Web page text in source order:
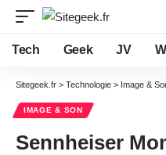
Tech Geek JV
Sitegeek.fr > Technologie > Image &
IMAGE & SON
Sennheiser